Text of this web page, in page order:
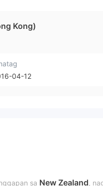
Kong)
04-12
sa New Zealand,